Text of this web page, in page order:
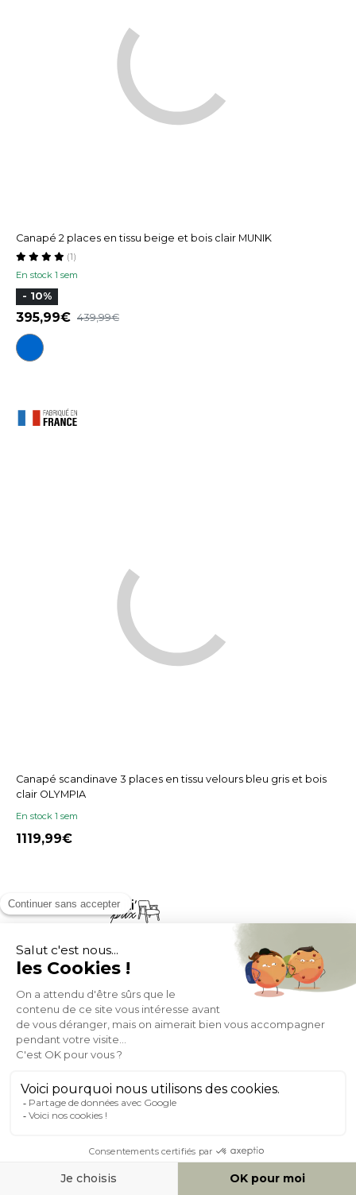
Canapé 2 places en tissu beige et bois clair MUNIK
En stock 1 sem
(1)
- 10%
395,99 439,99
Canapé scandinave 3 places en tissu velours bleu gris et bois
clair OLYMPIA
En stock 1 sem
1119,99